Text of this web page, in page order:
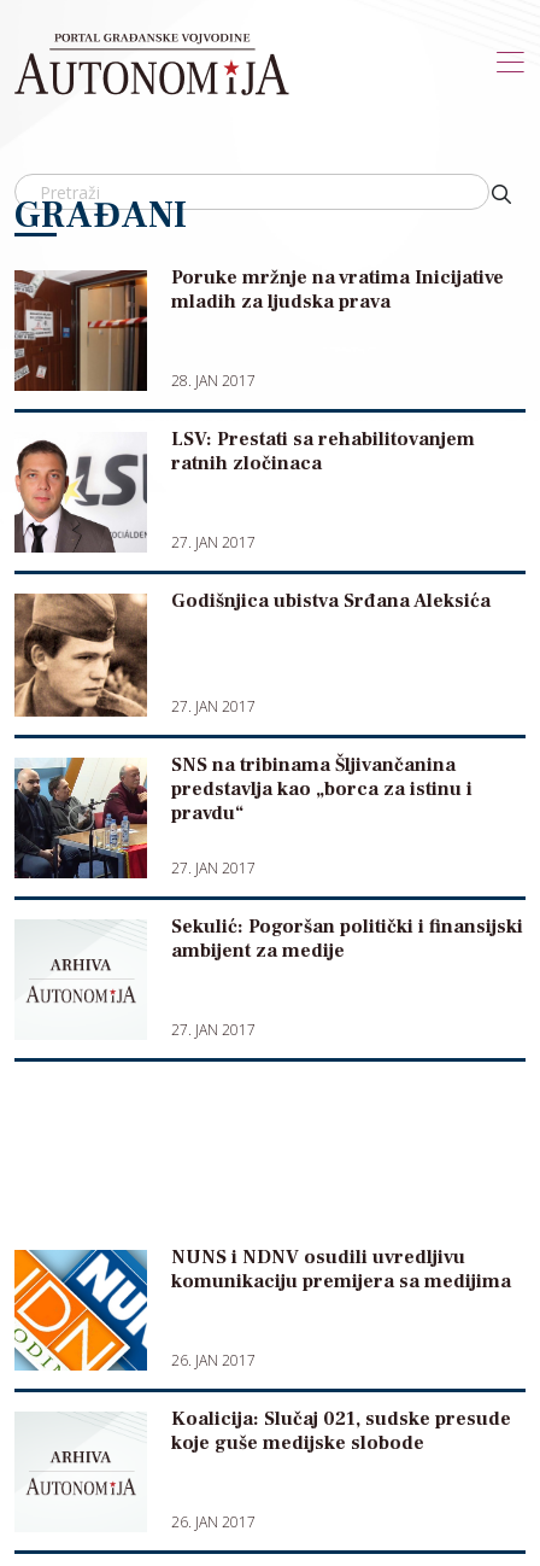
GRAĐANI
Poruke mržnje na vratima Inicijative
mladih za ljudska prava
28. JAN 2017
LSV: Prestati sa rehabilitovanjem
ratnih zločinaca
27. JAN 2017
Godišnjica ubistva Srđana Aleksića
27. JAN 2017
SNS na tribinama Šljivančanina
predstavlja kao „borca za istinu i
pravdu“
27. JAN 2017
Sekulić: Pogoršan politički i finansijski
ambijent za medije
27. JAN 2017
NUNS i NDNV osudili uvredljivu
komunikaciju premijera sa medijima
26. JAN 2017
Koalicija: Slučaj 021, sudske presude
koje guše medijske slobode
26. JAN 2017